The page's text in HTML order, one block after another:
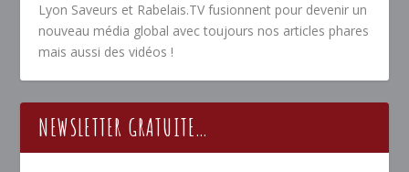
Lyon Saveurs et Rabelais.TV fusionnent pour devenir un
nouveau média global avec toujours nos articles phares
mais aussi des vidéos !
NEWSLETTER GRATUITE…